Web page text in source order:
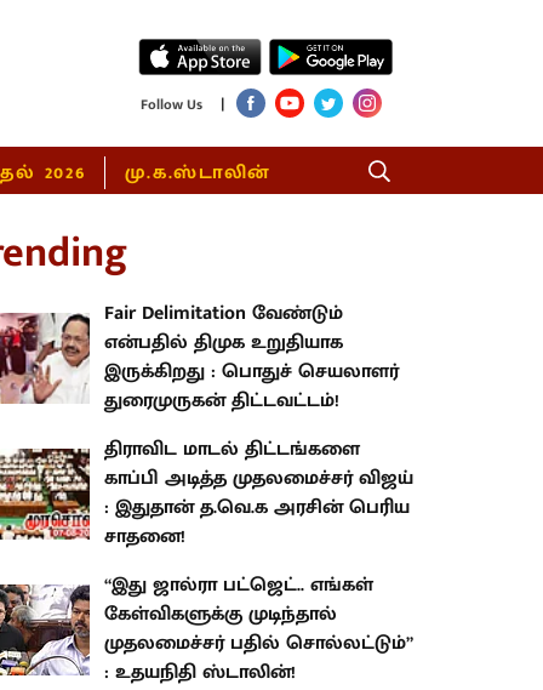
Follow Us |
2026 மு.க.ஸ்டாலின்
Fair Delimitation வேண்டும்
என்பதில் திமுக உறுதியாக
இருக்கிறது : பொதுச் செயலாளர்
துரைமுருகன் திட்டவட்டம்!
திராவிட மாடல் திட்டங்களை
காப்பி அடித்த முதலமைச்சர் விஜய்
: இதுதான் த.வெ.க அரசின் பெரிய
சாதனை!
“இது ஜால்ரா பட்ஜெட்.. எங்கள்
கேள்விகளுக்கு முடிந்தால்
முதலமைச்சர் பதில் சொல்லட்டும்”
: உதயநிதி ஸ்டாலின்!